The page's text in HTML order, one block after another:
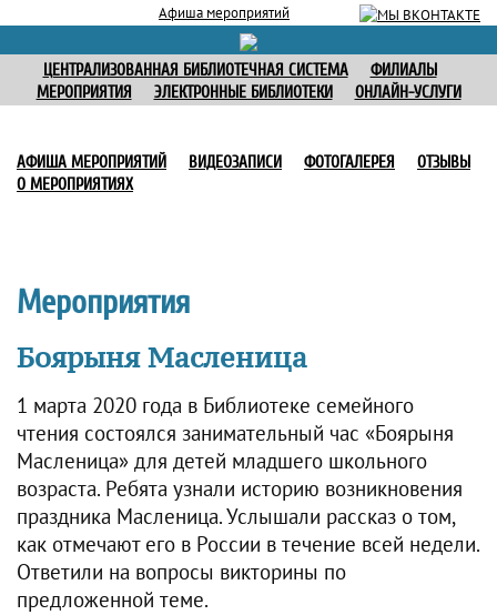
Афиша мероприятий
ЦЕНТРАЛИЗОВАННАЯ БИБЛИОТЕЧНАЯ СИСТЕМА
ФИЛИАЛЫ
МЕРОПРИЯТИЯ
ЭЛЕКТРОННЫЕ БИБЛИОТЕКИ ОНЛАЙН-УСЛУГИ
АФИША МЕРОПРИЯТИЙ ВИДЕОЗАПИСИ ФОТОГАЛЕРЕЯ
ОТЗЫВЫ
О МЕРОПРИЯТИЯХ
Мероприятия
Боярыня Масленица
1 марта 2020 года в Библиотеке семейного
чтения состоялся занимательный час «Боярыня
Масленица» для детей младшего школьного
возраста. Ребята узнали историю возникновения
праздника Масленица. Услышали рассказ о том,
как отмечают его в России в течение всей недели.
Ответили на вопросы викторины по
предложенной теме.